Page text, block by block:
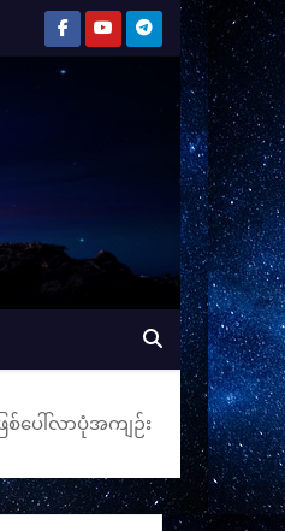
ြစ်ပေါ်လာပုံအကျဉ်း